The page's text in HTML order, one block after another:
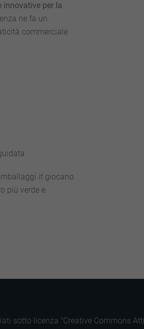
innovative per la
ne fa un
commerciale
giocano
più verde e
sotto licenza "Creative Commons